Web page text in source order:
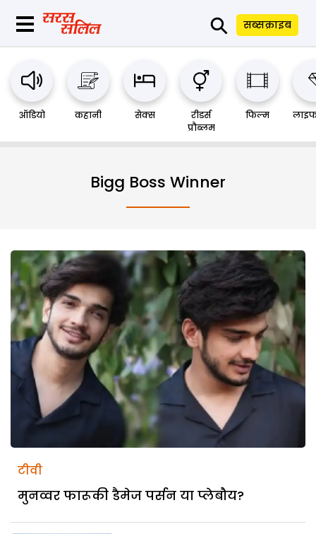
⚲ सब्सक्राइब
ऑडियो कहानी सेक्स
रीडर्स
प्रौब्लम
फिल्म
Bigg Boss Winner
टीवी
मुनव्वर फारूकी डैमेज पर्सन या प्लेबौय?